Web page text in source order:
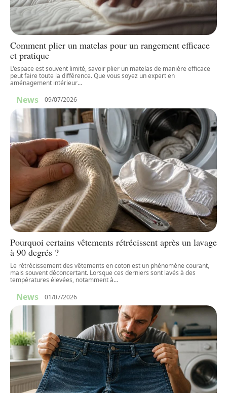
Comment plier un matelas pour un rangement efficace
et pratique
L'espace est souvent limité, savoir plier un matelas de manière efficace
peut faire toute la différence. Que vous soyez un expert en
aménagement intérieur…
News 09/07/2026
Pourquoi certains vêtements rétrécissent après un lavage
à 90 degrés ?
Le rétrécissement des vêtements en coton est un phénomène courant,
mais souvent déconcertant. Lorsque ces derniers sont lavés à des
températures élevées, notamment à…
News 01/07/2026